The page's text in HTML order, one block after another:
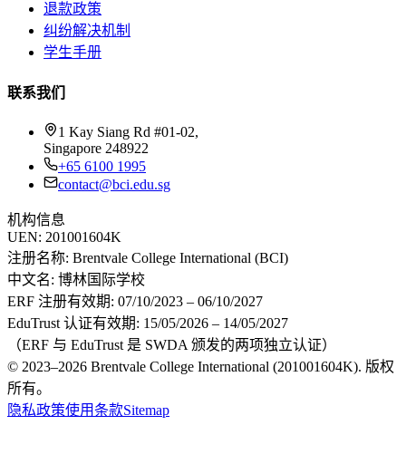
退款政策
纠纷解决机制
学生手册
联系我们
1 Kay Siang Rd #01-02,
Singapore 248922
+65 6100 1995
contact@bci.edu.sg
机构信息
UEN: 201001604K
注册名称: Brentvale College International (BCI)
中文名: 博林国际学校
ERF 注册有效期: 07/10/2023 – 06/10/2027
EduTrust 认证有效期: 15/05/2026 – 14/05/2027
（ERF 与 EduTrust 是 SWDA 颁发的两项独立认证）
© 2023–2026 Brentvale College International (201001604K). 版权
所有。
隐私政策使用条款Sitemap